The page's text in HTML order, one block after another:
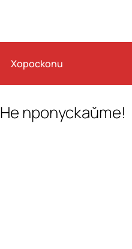
Хороскопи
Не пропускайте!